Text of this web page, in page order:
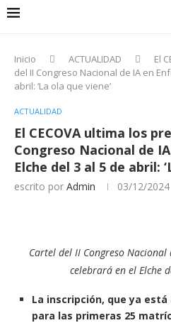
Inicio ACTUALIDAD
El
del II Congreso Nacional de IA en
abril: ‘La ola que viene’
ACTUALIDAD
El CECOVA ultima los
Congreso Nacional de
Elche del 3 al 5 de abril:
escrito por Admin 03/12/2024
Cartel del II Congreso Nacional
celebrará en el Elche
La inscripción, que ya
para las primeras 25